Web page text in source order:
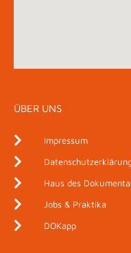
ÜBER UNS
Impressum
Haus des
Jobs & Praktika
DOKapp